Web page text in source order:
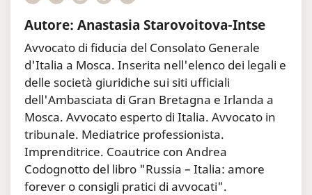
Autore: Anastasia Starovoitova-Intse
Avvocato di fiducia del Consolato Generale
d'Italia a Mosca. Inserita nell'elenco dei legali e
delle società giuridiche sui siti ufficiali
dell'Ambasciata di Gran Bretagna e Irlanda a
Mosca. Avvocato esperto di Italia. Avvocato in
tribunale. Mediatrice professionista.
Imprenditrice. Coautrice con Andrea
Codognotto del libro "Russia – Italia: amore
forever o consigli pratici di avvocati".